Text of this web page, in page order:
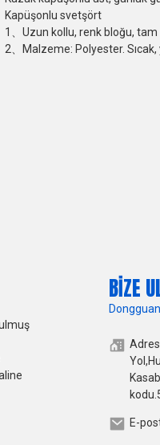
Kapüşonlu svetşört
1、Uzun kollu, renk bloğu,
2、Malzeme: Polyester.
BIZE
E-